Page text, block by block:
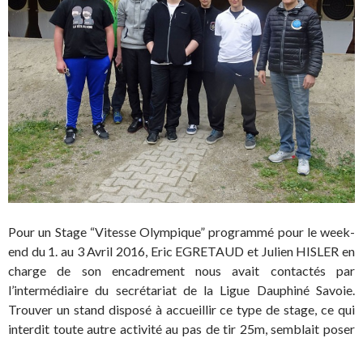
Pour un Stage “Vitesse Olympique” programmé pour le week-
end du 1. au 3 Avril 2016, Eric EGRETAUD et Julien HISLER en
charge de son encadrement nous avait contactés par
l’intermédiaire du secrétariat de la Ligue Dauphiné Savoie.
Trouver un stand disposé à accueillir ce type de stage, ce qui
interdit toute autre activité au pas de tir 25m, semblait poser